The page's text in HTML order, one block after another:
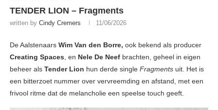
TENDER LION – Fragments
written by Cindy Cremers 11/06/2026
De Aalstenaars Wim Van den Borre, ook bekend als producer
Creating Spaces, en Nele De Neef brachten, geheel in eigen
beheer als Tender Lion hun derde single Fragments uit. Het is
een bitterzoet nummer over vervreemding en afstand, met een
frivool ritme dat de melancholie een speelse touch geeft.